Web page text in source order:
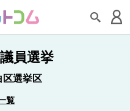
員選挙
区選挙区
覧